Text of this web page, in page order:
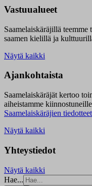
Vastuualueet
Saamelaiskäräjillä teemme
saamen kielillä ja
Näytä kaikki
Ajankohtaista
Saamelaiskäräjät kertoo
aiheistamme
Saamelaiskäräjien
Näytä kaikki
Yhteystiedot
Näytä kaikki
Hae...